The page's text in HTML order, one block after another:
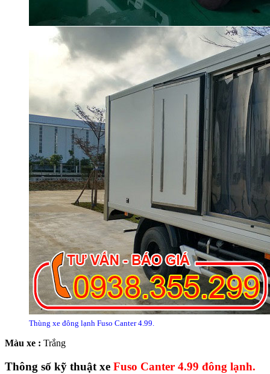
Thùng xe đông lạnh Fuso Canter 4.99.
Màu xe : Trắng
Thông số kỹ thuật xe Fuso Canter 4.99 đông lạnh.